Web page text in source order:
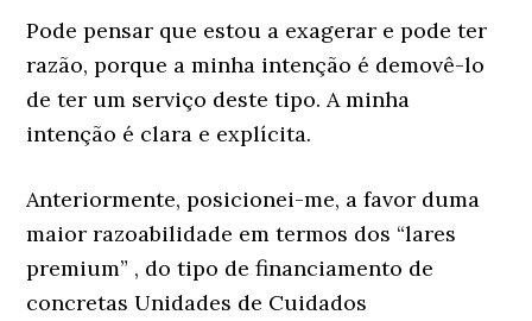
Pode pensar que estou a exagerar e pode ter
razão, porque a minha intenção é demovê-lo
de ter um serviço deste tipo. A minha
intenção é clara e explícita.
Anteriormente, posicionei-me, a favor duma
maior razoabilidade em termos dos “lares
premium” , do tipo de financiamento de
concretas Unidades de Cuidados